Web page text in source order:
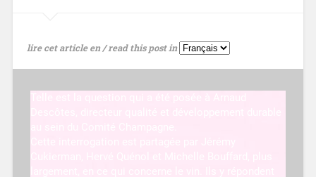
lire cet article en / read this post in